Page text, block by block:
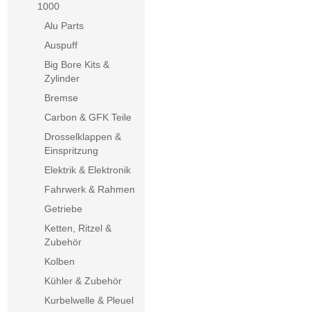
1000
Alu Parts
Auspuff
Big Bore Kits &
Zylinder
Bremse
Carbon & GFK Teile
Drosselklappen &
Einspritzung
Elektrik & Elektronik
Fahrwerk & Rahmen
Getriebe
Ketten, Ritzel &
Zubehör
Kolben
Kühler & Zubehör
Kurbelwelle & Pleuel